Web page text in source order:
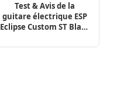
Test & Avis de la
guitare électrique ESP
Eclipse Custom ST Black